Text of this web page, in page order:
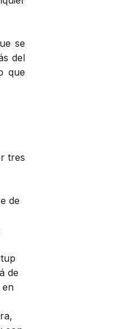
se
del
que
tres
de
de
en